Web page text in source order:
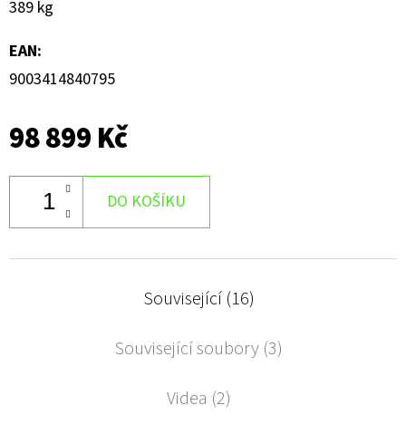
389 kg
EAN:
9003414840795
98 899 Kč
DO KOŠÍKU
Související (16)
Související soubory (3)
Videa (2)